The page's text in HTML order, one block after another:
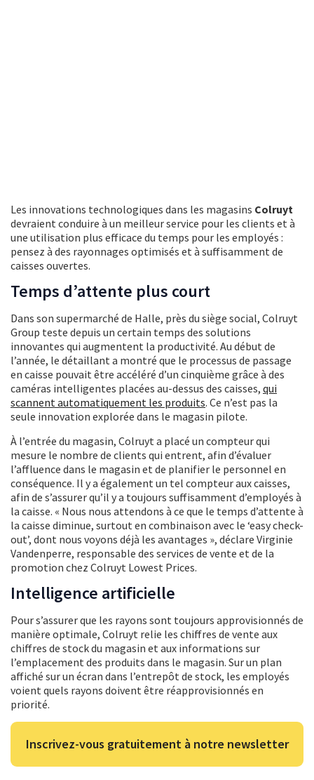
Les innovations technologiques dans les magasins Colruyt
devraient conduire à un meilleur service pour les clients et à
une utilisation plus efficace du temps pour les employés :
pensez à des rayonnages optimisés et à suffisamment de
caisses ouvertes.
Temps d’attente plus court
Dans son supermarché de Halle, près du siège social, Colruyt
Group teste depuis un certain temps des solutions
innovantes qui augmentent la productivité. Au début de
l’année, le détaillant a montré que le processus de passage
en caisse pouvait être accéléré d’un cinquième grâce à des
caméras intelligentes placées au-dessus des caisses, qui
scannent automatiquement les produits. Ce n’est pas la
seule innovation explorée dans le magasin pilote.
À l’entrée du magasin, Colruyt a placé un compteur qui
mesure le nombre de clients qui entrent, afin d’évaluer
l’affluence dans le magasin et de planifier le personnel en
conséquence. Il y a également un tel compteur aux caisses,
afin de s’assurer qu’il y a toujours suffisamment d’employés à
la caisse. « Nous nous attendons à ce que le temps d’attente à
la caisse diminue, surtout en combinaison avec le ‘easy check-
out’, dont nous voyons déjà les avantages », déclare Virginie
Vandenperre, responsable des services de vente et de la
promotion chez Colruyt Lowest Prices.
Intelligence artificielle
Pour s’assurer que les rayons sont toujours approvisionnés de
manière optimale, Colruyt relie les chiffres de vente aux
chiffres de stock du magasin et aux informations sur
l’emplacement des produits dans le magasin. Sur un plan
affiché sur un écran dans l’entrepôt de stock, les employés
voient quels rayons doivent être réapprovisionnés en
priorité.
Inscrivez-vous gratuitement à notre newsletter